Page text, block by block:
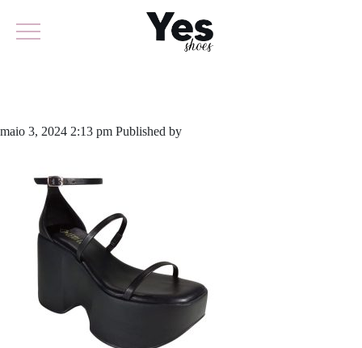
maio 3, 2024 2:13 pm Published by